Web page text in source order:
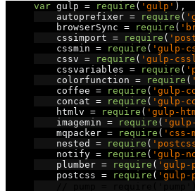
var gulp = require ( 'gulp' ),
    autoprefixer
= require (
    browserSync
= require (
    cssimport
= require (
    cssmin
= require ( 'gulp-
    cssv
= require ( 'gulp-
    cssvariables
= require (
    colorfunction
= require (
    coffee
= require ( 'gulp-
    concat
= require ( 'gulp-
    htmlv
= require ( 'gulp-
    imagemin
= require (
    mqpacker
= require ( 'css-
    nested
= require (
    notify
= require ( 'gulp-
    plumber
= require ( 'gulp-
    postcss
= require ( 'gulp-